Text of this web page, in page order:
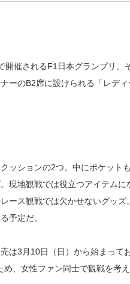
催されるF1日本グランプリ。
ーのB2席に設けられる「レデ
ッションの2つ。中にポケット
現地観戦では役立つアイテムに
ース観戦では欠かせないグッズ
予定だ。
は3月10日（日）から始まって
、女性ファン同士で観戦を考